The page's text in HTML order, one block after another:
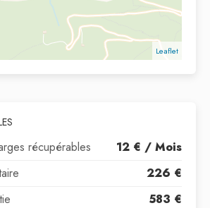
Leaflet
récupérables
12 € / Mois
226 €
583 €